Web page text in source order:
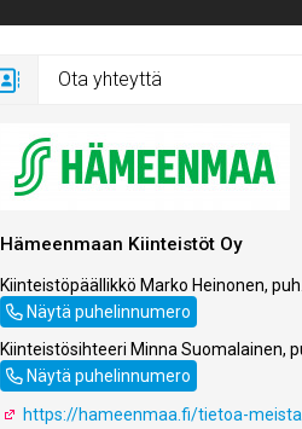
Ota yhteyttä
Hämeenmaan Kiinteistöt Oy
Kiinteistöpäällikkö Marko Heinonen, puh.
Näytä puhelinnumero
050 388 4452
Kiinteistösihteeri Minna Suomalainen,
Näytä puhelinnumero
044 713 0530
https://hameenmaa.fi/tietoa-